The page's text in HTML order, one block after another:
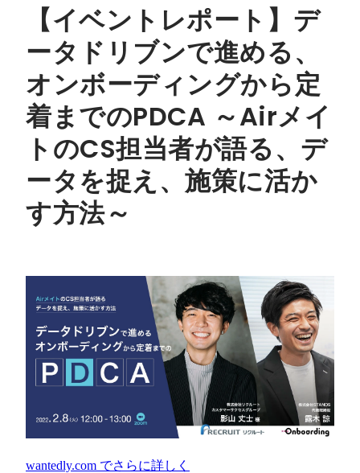
【イベントレポート】デ
ータドリブンで進める、
オンボーディングから定
着までのPDCA ～Airメイ
トのCS担当者が語る、デ
ータを捉え、施策に活か
す方法～
wantedly.com でさらに詳しく